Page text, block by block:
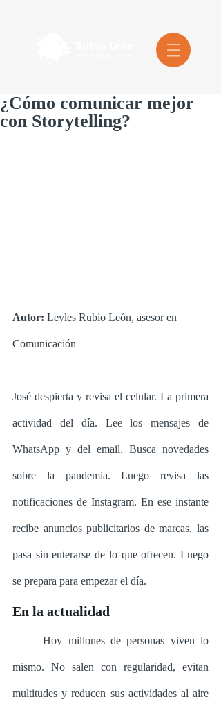
¿Cómo comunicar mejor
con Storytelling?
Autor: Leyles Rubio León, asesor en
Comunicación
José despierta y revisa el celular. La primera
actividad del día. Lee los mensajes de
WhatsApp y del email. Busca novedades
sobre la pandemia. Luego revisa las
notificaciones de Instagram. En ese instante
recibe anuncios publicitarios de marcas, las
pasa sin enterarse de lo que ofrecen. Luego
se prepara para empezar el día.
En la actualidad
	Hoy millones de personas viven lo
mismo. No salen con regularidad, evitan
multitudes y reducen sus actividades al aire